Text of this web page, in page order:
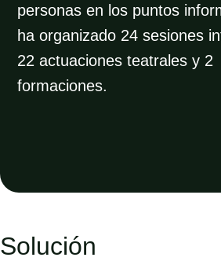
personas en los puntos
ha organizado 24 sesiones
22 actuaciones teatrales y 2
formaciones.
Solución